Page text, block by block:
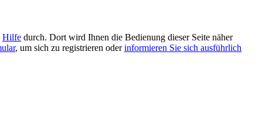
Hilfe durch. Dort wird Ihnen die Bedienung dieser Seite näher
, um sich zu registrieren oderinformieren Sie sich ausführlich